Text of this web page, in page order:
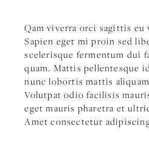
Qam viverra orci sagittis
Sapien eget mi proin sed
scelerisque fermentum dui
quam. Mattis pellentesque
nunc lobortis mattis
Volutpat odio facilisis
eget mauris pharetra et
Amet consectetur